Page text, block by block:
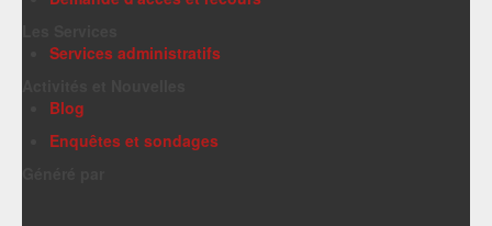
Services administratifs
Blog
Enquêtes et sondages